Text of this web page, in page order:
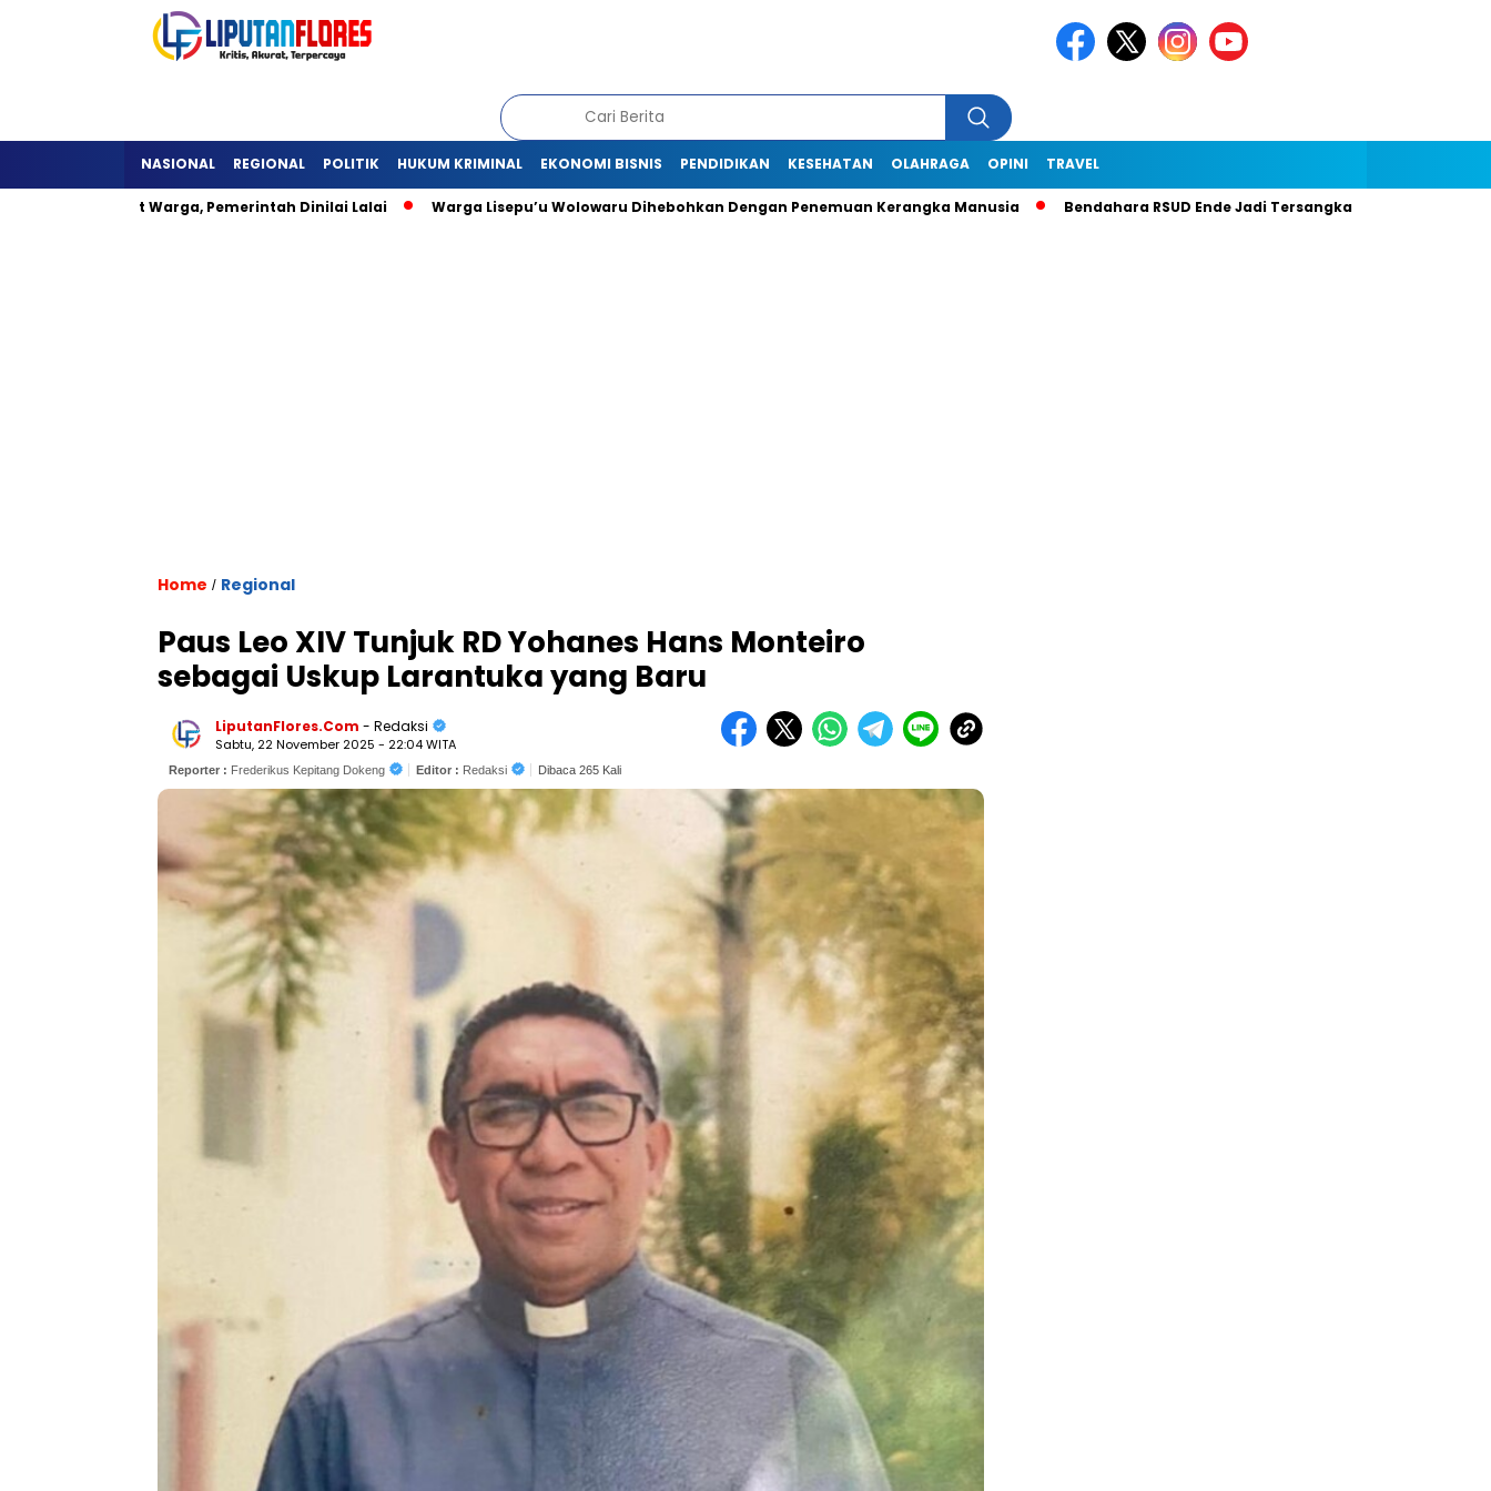
NASIONAL REGIONAL POLITIK HUKUM KRIMINAL EKONOMI BISNIS PENDIDIKAN KESEHATAN OLAHRAGA OPINI TRAVEL
Warga, Pemerintah Dinilai Lalai Warga Lisepu’u Wolowaru Dihebohkan Dengan Penemuan Kerangka Manusia Bendahara RSUD Ende Jadi Tersangka Dugaan Korupsi Rp1,9
Home / Regional
Paus Leo XIV Tunjuk RD Yohanes Hans Monteiro
sebagai Uskup Larantuka yang Baru
LiputanFlores.Com - Redaksi
Sabtu, 22 November 2025 - 22:04 WITA
Reporter : Frederikus Kepitang Dokeng Editor : Redaksi Dibaca 265 Kali